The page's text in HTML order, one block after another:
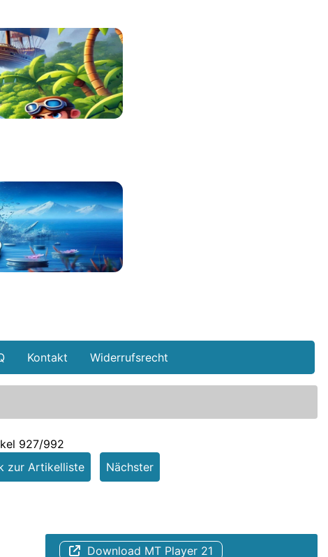
Kontakt Widerrufsrecht
927/992
zur Artikelliste Nächster
Download MT Player 21